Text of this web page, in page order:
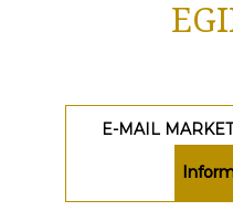
E-MAIL